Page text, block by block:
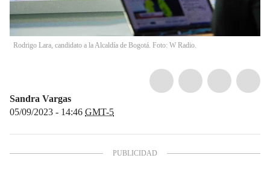
Rodrigo Lara, candidato a la Alcaldía de Bogotá. Foto: W Radio.
Sandra Vargas
05/09/2023 - 14:46 GMT-5